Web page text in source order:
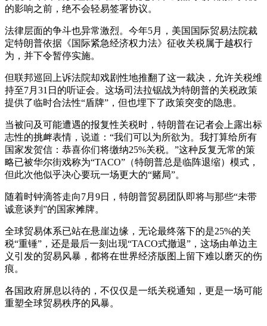
的影响之前，绝不会轻易签署协议。
法律层面的争斗也异常激烈。今年5月，美国国际贸易法院裁
定特朗普依据《国际紧急经济权力法》征收关税属于越权行
为，并下令暂停实施。
但联邦巡回上诉法院却戏剧性地推翻了这一裁决，允许关税维
持至7月31日的听证会。这场司法拉锯战为特朗普的关税政策
提供了临时合法性“盾牌”，但也埋下了政策突变的隐患。
当被问及可能遭遇的报复性关税时，特朗普在记者会上露出标
志性的挑衅表情，说道：“我们可以为所欲为。我打算给所有
国家发贺信：恭喜你们将缴纳25%关税。”这种反复无常的策
略已被华尔街戏称为“TACO”（特朗普总是临阵退缩）模式，
但此次他似乎决心要玩一场更大的“赌局”。
随着时钟滴答走向7月9日，特朗普贸易团队即将与那些“未带
诚意谈判”的国家摊牌。
全球贸易体系已站在悬崖边缘，无论最终落下的是25%的关
税“重锤”，还是最后一刻出现“TACO式撤退”，这场由单边主
义引发的贸易风暴，都将在世界经济版图上留下难以磨灭的伤
痕。
各国政府屏息以待的，不仅仅是一纸关税通知，更是一场可能
重塑全球贸易秩序的风暴。